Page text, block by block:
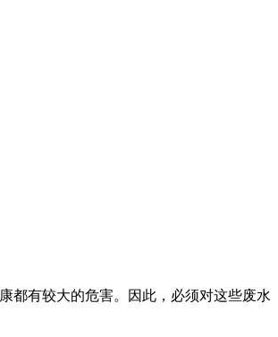
都有较大的危害。因此，必须对这些废水